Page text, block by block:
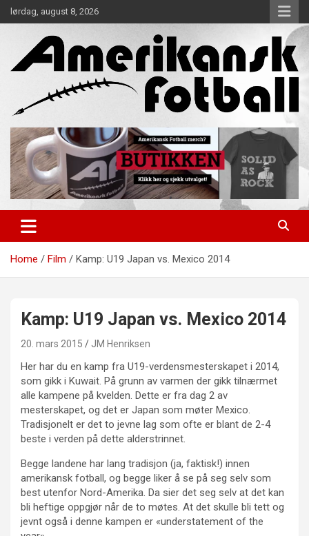
Skip
to
lørdag, august 8, 2026
Amerikansk Fotball
Home Film Kamp: U19 Japan vs. Mexico 2014
Kamp: U19 Japan vs. Mexico 2014
20. mars 2015 JM Henriksen
Her har du en kamp fra U19-verdensmesterskapet i 2014,
som gikk i Kuwait. På grunn av varmen der gikk tilnærmet
alle kampene på kvelden. Dette er fra dag 2 av
mesterskapet, og det er Japan som møter Mexico.
Tradisjonelt er det to jevne lag som ofte er blant de 2-4
beste i verden på dette alderstrinnet.
Begge landene har lang tradisjon (ja, faktisk!) innen
amerikansk fotball, og begge liker å se på seg selv som
best utenfor Nord-Amerika. Da sier det seg selv at det kan
bli heftige oppgjør når de to møtes. At det skulle bli tett og
jevnt også i denne kampen er «understatement of the